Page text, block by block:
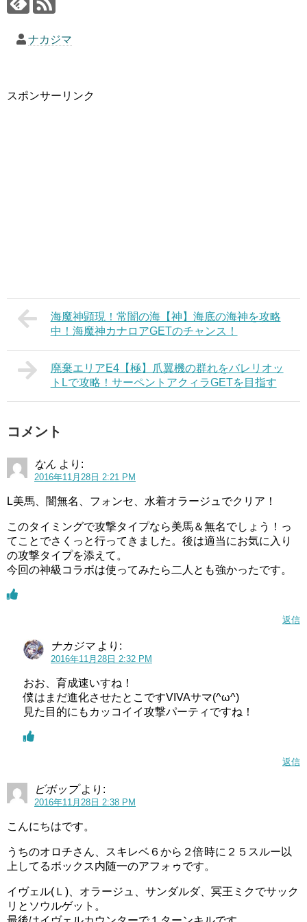
ナカジマ
スポンサーリンク
海魔神顕現！常闇の海【神】海底の海神を攻略
中！海魔神カナロアGETのチャンス！
廃棄エリアE4【極】爪翼機の群れをバレリオッ
トLで攻略！サーペントアクィラGETを目指す
コメント
なん より:
2016年11月28日 2:21 PM
L美馬、闇無名、フォンセ、水着オラージュでクリア！
このタイミングで攻撃タイプなら美馬＆無名でしょう！っ
てことでさくっと行ってきました。後は適当にお気に入り
の攻撃タイプを添えて。
今回の神級コラボは使ってみたら二人とも強かったです。
返信
ナカジマ より:
2016年11月28日 2:32 PM
おお、育成速いすね！
僕はまだ進化させたとこですVIVAサマ(^ω^)
見た目的にもカッコイイ攻撃パーティですね！
返信
ビボップ より:
2016年11月28日 2:38 PM
こんにちはです。
うちのオロチさん、スキレベ６から２倍時に２５スルー以
上してるボックス内随一のアフォゥです。
イヴェル(Ｌ)、オラージュ、サンダルダ、冥王ミクでサック
リとソウルゲット。